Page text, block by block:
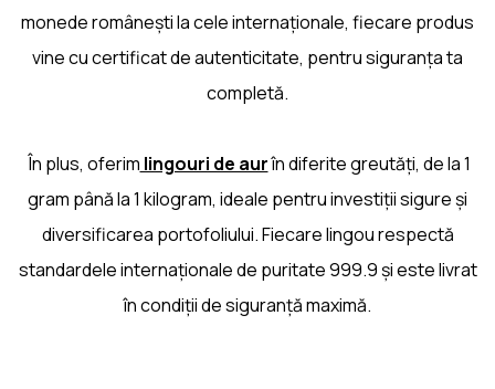
monede românești la cele internaționale, fiecare produs
vine cu certificat de autenticitate, pentru siguranța ta
completă.
În plus, oferim lingouri de aurîn diferite greutăți, de la 1
gram până la 1 kilogram, ideale pentru investiții sigure și
diversificarea portofoliului. Fiecare lingou respectă
standardele internaționale de puritate 999.9 și este livrat
în condiții de siguranță maximă.